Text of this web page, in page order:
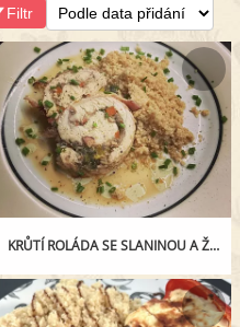
Filtr
KRŮTÍ ROLÁDA SE SLANINOU A ŽAMPIONY S KUSKUSEM